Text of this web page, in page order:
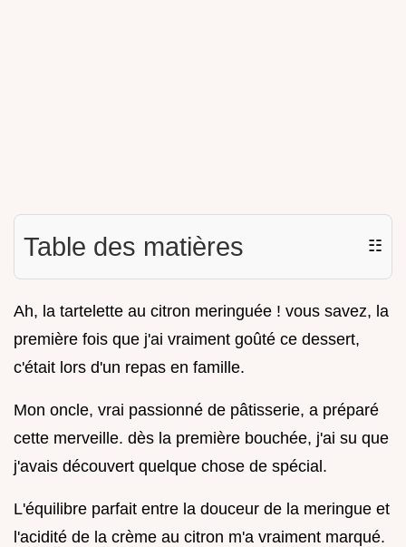
Table des matières ☷
Ah, la tartelette au citron meringuée ! vous savez, la
première fois que j'ai vraiment goûté ce dessert,
c'était lors d'un repas en famille.
Mon oncle, vrai passionné de pâtisserie, a préparé
cette merveille. dès la première bouchée, j'ai su que
j'avais découvert quelque chose de spécial.
L'équilibre parfait entre la douceur de la meringue et
l'acidité de la crème au citron m'a vraiment marqué.